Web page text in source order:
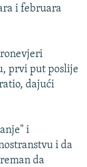
i februara
prvi put poslije
dajući
i
i da
da